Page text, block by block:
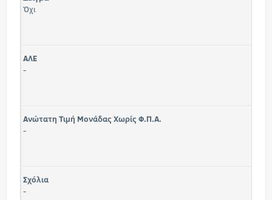
Όχι
ΑΛΕ
-
Ανώτατη Τιμή Μονάδας Χωρίς Φ.Π.Α.
-
Σχόλια
-